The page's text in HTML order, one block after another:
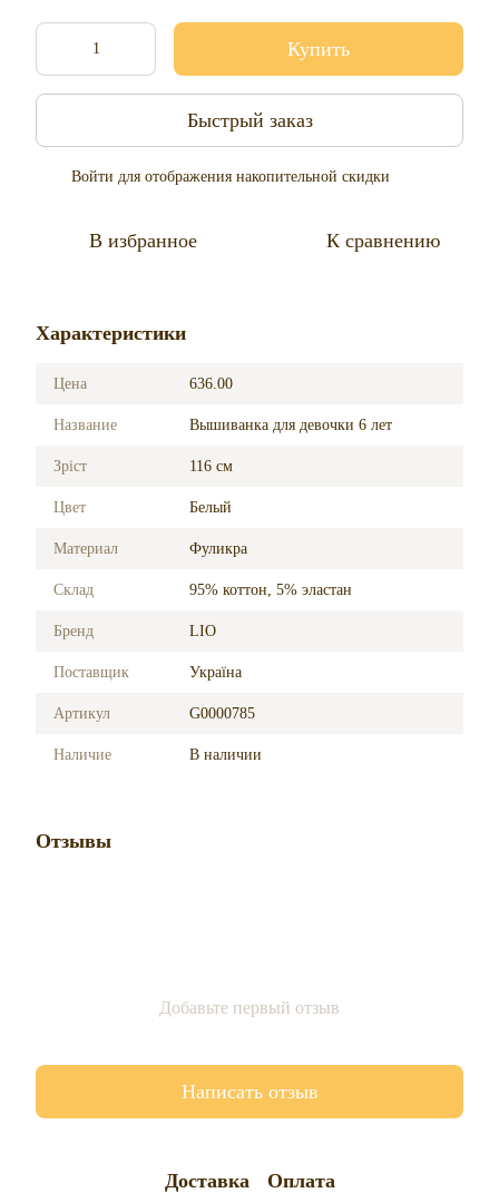
Купить
Быстрый заказ
Войти для отображения накопительной скидки
В избранное К сравнению
Характеристики
Цена 636.00
Название Вышиванка для девочки 6 лет
Зріст 116 см
Цвет Белый
Материал Фуликра
Склад 95% коттон, 5% эластан
Бренд LIO
Поставщик Україна
Артикул G0000785
Наличие В наличии
Отзывы
Добавьте первый отзыв
Написать отзыв
Доставка Оплата